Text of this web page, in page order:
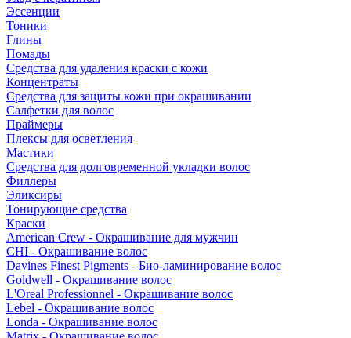
Эссенции
Тоники
Глины
Помады
Средства для удаления краски с кожи
Концентраты
Средства для защиты кожи при окрашивании
Салфетки для волос
Праймеры
Плексы для осветления
Мастики
Средства для долговременной укладки волос
Филлеры
Эликсиры
Тонирующие средства
Краски
American Crew - Окрашивание для мужчин
CHI - Окрашивание волос
Davines Finest Pigments - Био-ламинирование волос
Goldwell - Окрашивание волос
L'Oreal Professionnel - Окрашивание волос
Lebel - Окрашивание волос
Londa - Окрашивание волос